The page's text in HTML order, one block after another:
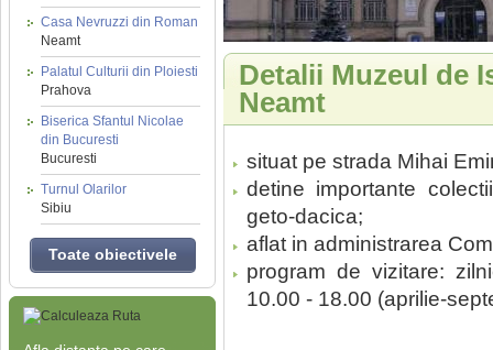
Casa Nevruzzi din Roman
Neamt
Palatul Culturii din Ploiesti
Prahova
Biserica Sfantul Nicolae
din Bucuresti
Bucuresti
Turnul Olarilor
Sibiu
Toate obiectivele
Detalii Muzeul de
Neamt
situat pe strada Mihai
detine importante
geto-dacica;
aflat in administrarea
program de vizitare:
10.00 - 18.00 (aprilie-